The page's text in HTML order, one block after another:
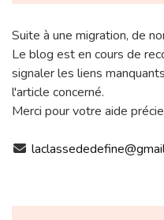
Suite à une migration, de
Le blog est en cours de
signaler les liens
l'article concerné.
Merci pour votre aide